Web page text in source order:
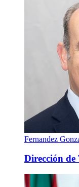
Fernandez
Dirección de